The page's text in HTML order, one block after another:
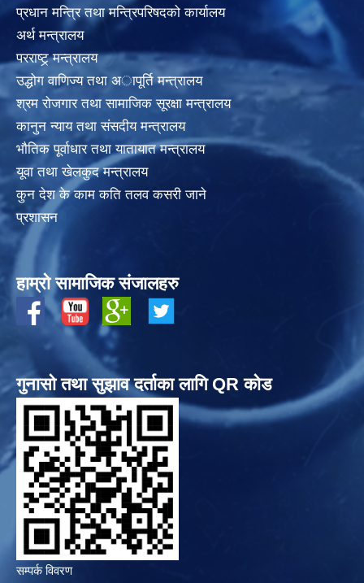
प्रधान मन्त्रि तथा मन्त्रिपरिषदको कार्यालय
अर्थ मन्त्रालय
परराष्ट्र् मन्त्रालय
उद्धोग वाणिज्य तथा अापूर्ति मन्त्रालय
श्रम रोजगार तथा सामाजिक सूरक्षा मन्त्रालय
कानुन न्याय तथा संसदीय मन्त्रालय
भाैतिक पूर्वाधार तथा यातायात मन्त्रालय
यूवा तथा खेलकुद मन्त्रालय
कुन देश के काम कति तलव कसरी जाने
प्रशासन
हाम्रो सामाजिक संजालहरु
गुनासो तथा सुझाव दर्ताका लागि QR कोड
सम्पर्क विवरण